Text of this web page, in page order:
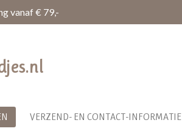
vanaf € 79,-
VERZEND- EN CONTACT-INFORMATIE